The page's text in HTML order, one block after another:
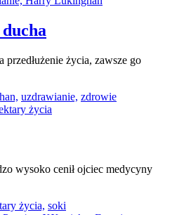
życia, zawsze go
uzdrawianie, zdrowie
wysoko cenił ojciec medycyny
życia, soki